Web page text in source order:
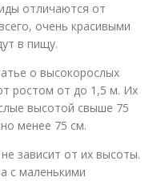
отличаются от
очень красивыми
в пищу.
о высокорослых
ростом от до 1,5 м. Их
высотой свыше 75
менее 75 см.
зависит от их высоты.
с маленькими